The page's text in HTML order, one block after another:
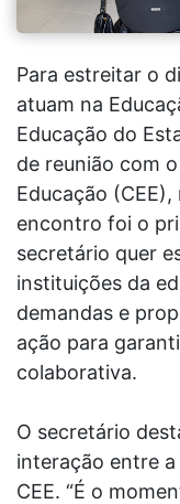
Para estreitar o
atuam na
Educação do
de reunião com
Educação
encontro foi o
secretário quer
instituições da
demandas e
ação para
colaborativa.
O secretário
interação entre
CEE. “É o